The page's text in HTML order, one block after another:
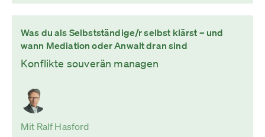
Was du als Selbstständige/r selbst klärst – und
wann Mediation oder Anwalt dran sind
Konflikte souverän managen
Mit Ralf Hasford